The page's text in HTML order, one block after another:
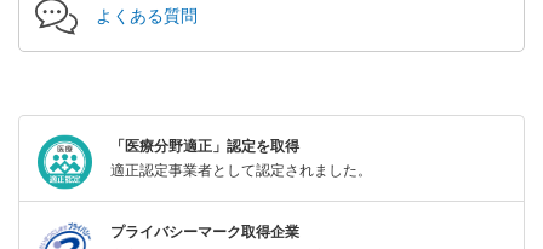
よくある質問
「医療分野適正」認定を取得
適正認定事業者として認定されました。
プライバシーマーク取得企業